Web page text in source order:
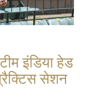
इंडिया हेड
सेशन